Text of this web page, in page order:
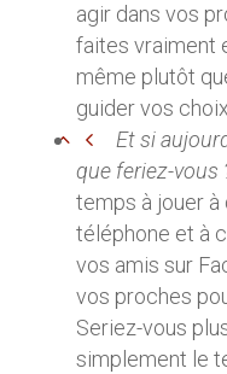
agir dans vos
faites vraiment
même plutôt
guider vos
Et si
que feriez-vous
temps à jouer
téléphone et à
vos amis sur
vos proches
Seriez-vous
simplement le